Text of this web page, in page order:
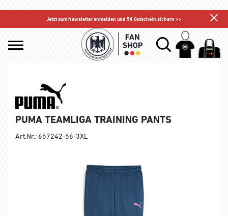
Jetzt zum Newsletter anmelden und 5€ Gutschein sichern >>
PUMA TEAMLIGA TRAINING PANTS
Art.Nr.: 657242-56-3XL